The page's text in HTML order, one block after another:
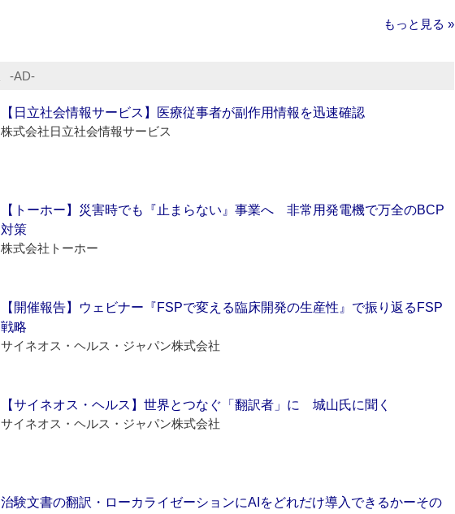
もっと見る »
‐AD‐
【日立社会情報サービス】医療従事者が副作用情報を迅速確認
株式会社日立社会情報サービス
【トーホー】災害時でも『止まらない』事業へ 非常用発電機で万全のBCP
対策
株式会社トーホー
【開催報告】ウェビナー『FSPで変える臨床開発の生産性』で振り返るFSP
戦略
サイネオス・ヘルス・ジャパン株式会社
【サイネオス・ヘルス】世界とつなぐ「翻訳者」に 城山氏に聞く
サイネオス・ヘルス・ジャパン株式会社
治験文書の翻訳・ローカライゼーションにAIをどれだけ導入できるかーその